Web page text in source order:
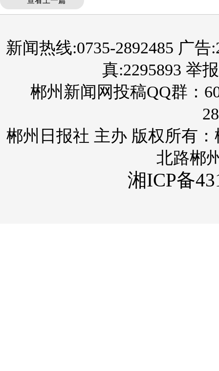
新闻热线:0735-2892485 广告
真:2295893 举
郴州新闻网投稿QQ群：
郴州日报社 主办 版权所有
北路郴
湘ICP备